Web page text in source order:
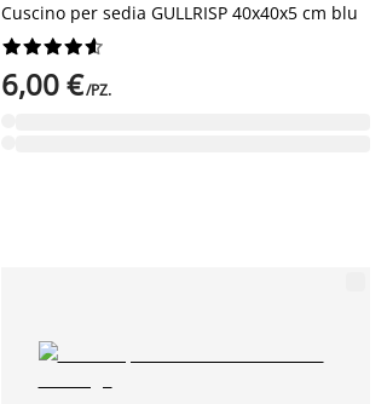
Cuscino per sedia GULLRISP 40x40x5 cm blu






6,00 €/PZ.